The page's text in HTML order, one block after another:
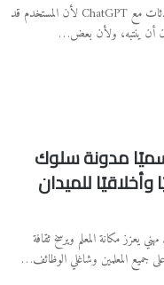
تتزايد المخاوف من خصوصية المحادثات مع ChatGPT لأن المستخدم قد
أن ينتبه، ولأن بعض…
مدونة سلوك
للميدان
يعزز مكانة المعلم ويرسخ ثقافة
جميع المعلمين وشاغلي الوظائف…